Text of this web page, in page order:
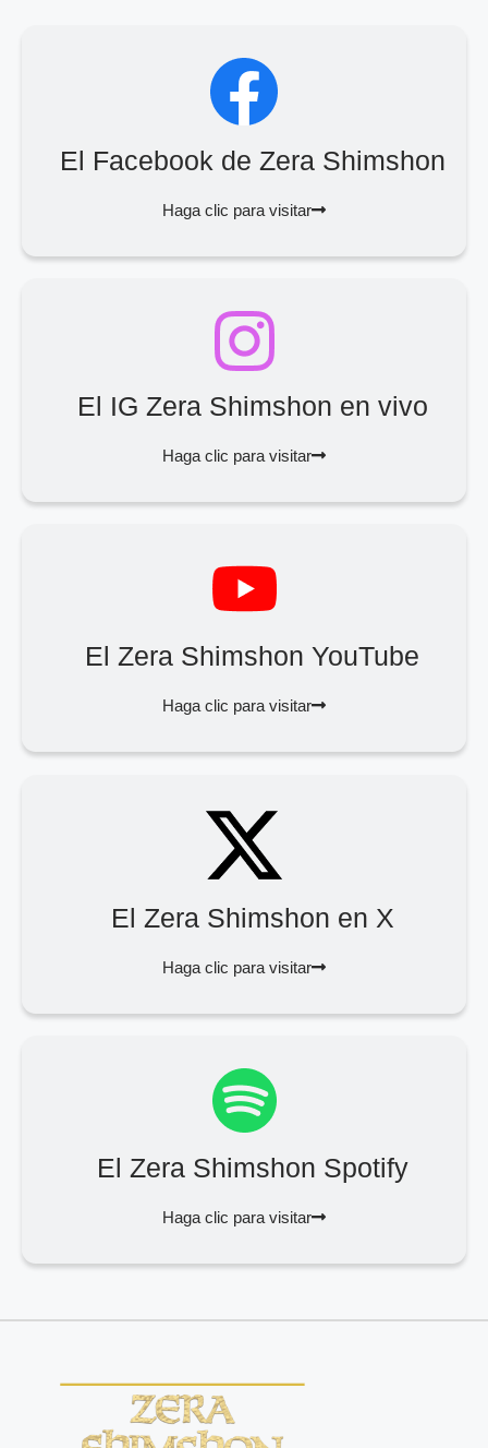
El Facebook de Zera Shimshon
Haga clic para visitar
El IG Zera Shimshon en vivo
Haga clic para visitar
El Zera Shimshon YouTube
Haga clic para visitar
El Zera Shimshon en X
Haga clic para visitar
El Zera Shimshon Spotify
Haga clic para visitar